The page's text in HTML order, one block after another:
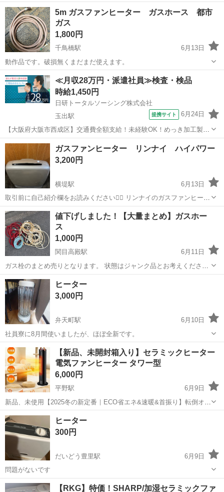
使って(太陽光の当たらない場所)箱に入れて保管しておりましたが、ピ
ンク色が色褪せておりました💦 ご理解いただける方のみお願い致しま
す🙇
大阪 大阪市 長堀橋駅 季節、空調家電
セラミックファンヒーター
5m ガスファンヒーター ガスホース 都市
ガス
1,800円
千鳥橋駅
6月13日
動作品です。破損無くまだまだ使えます。
大阪 大阪市 千鳥橋駅 季節、空調家電
ガスファンヒーター
≪月収28万円・派遣社員≫検査・検品
時給1,450円
日研トータルソーシング株式会社
玉出駅
提携サイト 6月24日
【大阪府大阪市西成区】交通費全額支給！未経験OK！めっき加工製品
の出荷前処理・検査《お仕事No.8A785-JS》 お仕事について 各種めっ
き加工製品の出荷前処理、検査業務です。 ※業務の変更、就業場所の
変更の範囲、契約...
大阪 大阪市 その他
ガスファンヒーター リンナイ ハイパワー
3,200円
横堤駅
6月13日
取引前に自己紹介欄をお読みください🙇‍♂️ リンナイのガスファンヒータ
ーです。 RC-351-3 12A:3.79kw🔥 13A:4.07kw🔥 木造11畳用、コンク
リート造15畳用 ※ガスホースは付属しません。 比較的...
大阪 大阪市 横堤駅 季節、空調家電
ガスファンヒーター
値下げしました！【大量まとめ】ガスホー
ス
1,000円
関目高殿駅
6月11日
ガス栓のまとめ売りとなります。 状態はジャンク品とお考えくださ
い。 よろしくお願いします。
大阪 大阪市 関目高殿駅
ヒーター
3,000円
弁天町駅
6月10日
社員寮に8月間使いましたが、ほぼ全新です。
大阪 大阪市 弁天町駅 季節、空調家電
【新品、未開封箱入り】セラミックヒーター
電気ファンヒーター タワー型
6,000円
平野駅
6月9日
新品、未使用【2025冬の新定番｜ECO省エネ&速暖&首振り】転倒オ
フ/温度設定/1～9Hタイマー機能 電気ストーブ 冷暖兼用 持ち運び 低騒
音 書斎/部屋/浴室/リビング/脱衣所/風呂/トイレ/洗面所 日本語説明書
PSE認証済
大阪 大阪市 平野駅
ヒーター
300円
だいどう豊里駅
6月9日
問題がないです
大阪 大阪市 だいどう豊里駅 季節、空調家電 ヒーター
【RKG】特価！SHARP/加湿セラミックファ